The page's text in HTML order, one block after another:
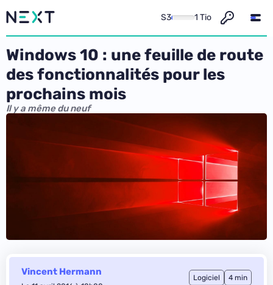
S3 1 Tio
Windows 10 : une feuille de route
des fonctionnalités pour les
prochains mois
Il y a même du neuf
Vincent Hermann
Logiciel 4 min